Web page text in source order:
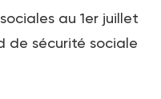
au 1er juillet
de sécurité sociale